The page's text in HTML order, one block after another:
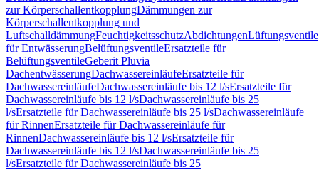
zur KörperschallentkopplungDämmungen zur
Körperschallentkopplung und
LuftschalldämmungFeuchtigkeitsschutzAbdichtungenLüftungsventile
für EntwässerungBelüftungsventileErsatzteile für
BelüftungsventileGeberit Pluvia
DachentwässerungDachwassereinläufeErsatzteile für
DachwassereinläufeDachwassereinläufe bis 12 l/sErsatzteile für
Dachwassereinläufe bis 12 l/sDachwassereinläufe bis 25
l/sErsatzteile für Dachwassereinläufe bis 25 l/sDachwassereinläufe
für RinnenErsatzteile für Dachwassereinläufe für
RinnenDachwassereinläufe bis 12 l/sErsatzteile für
Dachwassereinläufe bis 12 l/sDachwassereinläufe bis 25
l/sErsatzteile für Dachwassereinläufe bis 25